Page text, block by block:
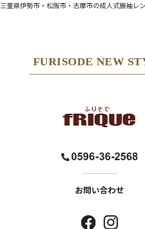
三重県伊勢市・松阪市・志摩市の成人式振袖レ
FURISODE NEW
お問い合わせ